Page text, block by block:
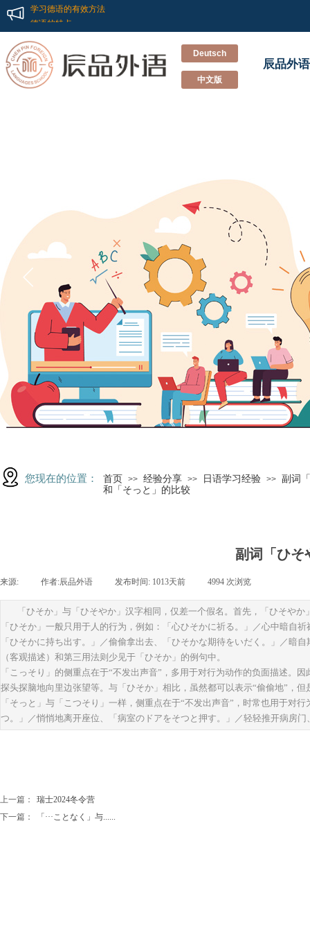
德语小白到德福高分的经验分享
重新认识德国留学和德语学习
学习德语的有效方法
德语的特点
德语中的反身动词
辰品外语
Deutsch
中文版
首页 >> 经验分享 >> 日语学习经验 >>
副词
和「そっと」的比较
您现在的位置：
副词「ひそ
来源: 作者:辰品外语 发布时间: 1013天前 4994 次浏览
「ひそか」与「ひそやか」汉字相同，仅差一个假名。首先，「ひそや
「ひそか」一般只用于人的行为，例如：「心ひそかに祈る。」／心中暗自祈
「ひそかに持ち出す。」／偷偷拿出去、「ひそかな期待をいだく。」／暗
（客观描述）和第三用法则少见于「ひそか」的例句中。
「こっそり」的侧重点在于“不发出声音”，多用于对行为动作的负面描述。
探头探脑地向里边张望等。与「ひそか」相比，虽然都可以表示“偷偷地”，
「そっと」与「こつそり」一样，侧重点在于“不发出声音”，时常也用于对
つ。」／悄悄地离开座位、「病室のドアをそつと押す。」／轻轻推开病房
上一篇：
瑞士2024冬令营
下一篇：
「···ことなく」与......